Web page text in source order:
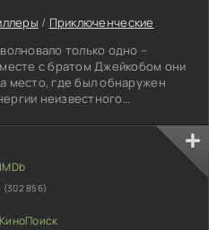
/ Приключенческие
только одно –
с братом Джейкобом они
место, где был обнаружен
неизвестного
но терпят крушение и
острова неподалеку, в
исследований,
продолжить опыты
(302 856)